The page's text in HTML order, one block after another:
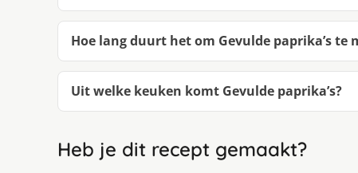
Hoe lang duurt het om Gevulde paprika’s te
Uit welke keuken komt Gevulde paprika’s?
Heb je dit recept gemaakt?